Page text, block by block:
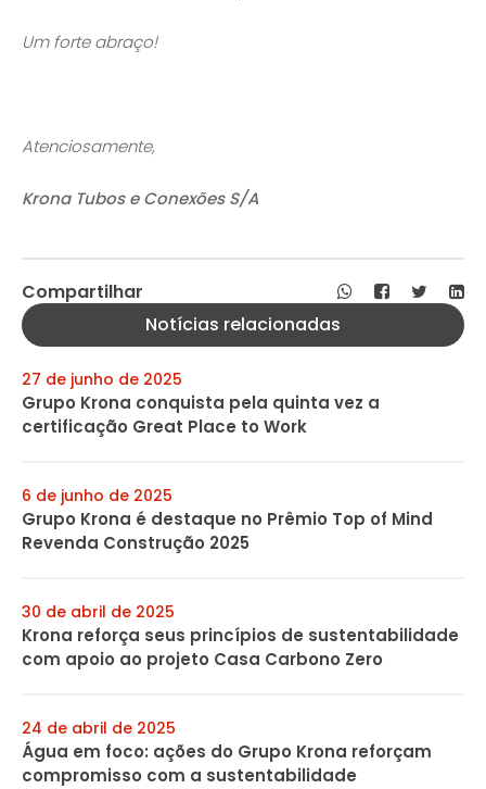
Um forte abraço!
Atenciosamente,
Krona Tubos e Conexões S/A
Compartilhar
Notícias relacionadas
27 de junho de 2025
Grupo Krona conquista pela quinta vez a
certificação Great Place to Work
6 de junho de 2025
Grupo Krona é destaque no Prêmio Top of Mind
Revenda Construção 2025
30 de abril de 2025
Krona reforça seus princípios de sustentabilidade
com apoio ao projeto Casa Carbono Zero
24 de abril de 2025
Água em foco: ações do Grupo Krona reforçam
compromisso com a sustentabilidade